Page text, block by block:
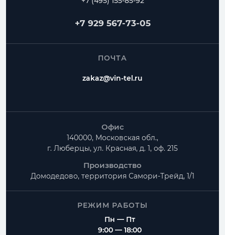
+7 929 567-73-05
ПОЧТА
zakaz@vin-tel.ru
Офис
140000, Московская обл.,
г. Люберцы, ул. Красная, д. 1, оф. 215
Производство
Домодедово, территория Самори-Трейд, 1/1
РЕЖИМ РАБОТЫ
Пн — Пт
9:00 — 18:00